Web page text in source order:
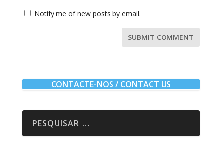
Notify me of new posts by email.
SUBMIT COMMENT
CONTACTE-NOS / CONTACT US